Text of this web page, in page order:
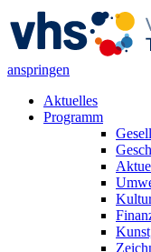
anspringen
Aktuelles
Programm